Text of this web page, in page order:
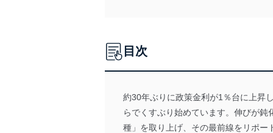
目次
約30年ぶりに政策金利が1％台に上昇
らでくすぶり始めています。伸びが
種」を取り上げ、その最前線をリポ